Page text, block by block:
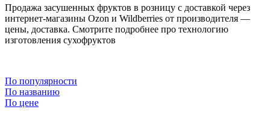
Продажа засушенных фруктов в розницу с доставкой через
интернет-магазины Ozon и Wildberries от производителя —
цены, доставка. Смотрите подробнее про технологию
изготовления сухофруктов
По популярности
По названию
По цене